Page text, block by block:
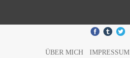
ÜBER MICH IMPRESSUM